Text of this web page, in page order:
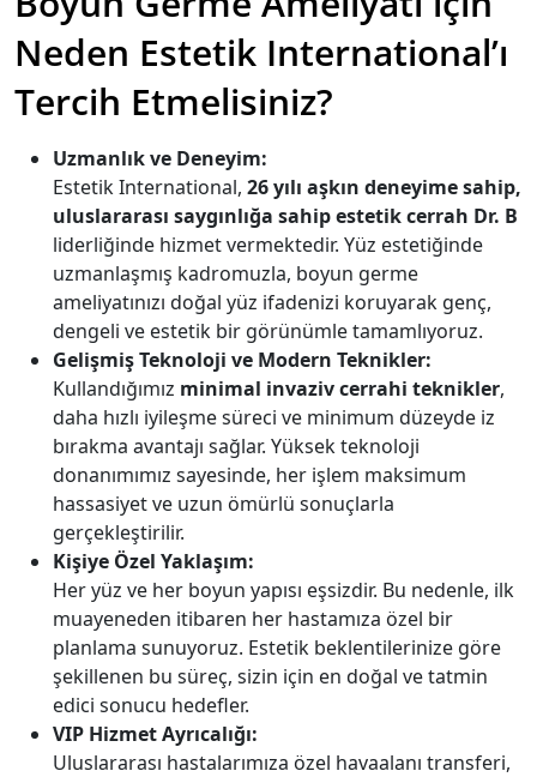
Neden Estetik International’ı
Tercih Etmelisiniz?
Uzmanlık ve Deneyim:
Estetik International, 26 yılı aşkın deneyime sahip,
uluslararası saygınlığa sahip estetik cerrah Dr. B
liderliğinde hizmet vermektedir. Yüz estetiğinde
uzmanlaşmış kadromuzla, boyun germe
ameliyatınızı doğal yüz ifadenizi koruyarak genç,
dengeli ve estetik bir görünümle tamamlıyoruz.
Gelişmiş Teknoloji ve Modern Teknikler:
Kullandığımız minimal invaziv cerrahi teknikler,
daha hızlı iyileşme süreci ve minimum düzeyde iz
bırakma avantajı sağlar. Yüksek teknoloji
donanımımız sayesinde, her işlem maksimum
hassasiyet ve uzun ömürlü sonuçlarla
gerçekleştirilir.
Kişiye Özel Yaklaşım:
Her yüz ve her boyun yapısı eşsizdir. Bu nedenle, ilk
muayeneden itibaren her hastamıza özel bir
planlama sunuyoruz. Estetik beklentilerinize göre
şekillenen bu süreç, sizin için en doğal ve tatmin
edici sonucu hedefler.
VIP Hizmet Ayrıcalığı:
Uluslararası hastalarımıza özel havaalanı transferi,